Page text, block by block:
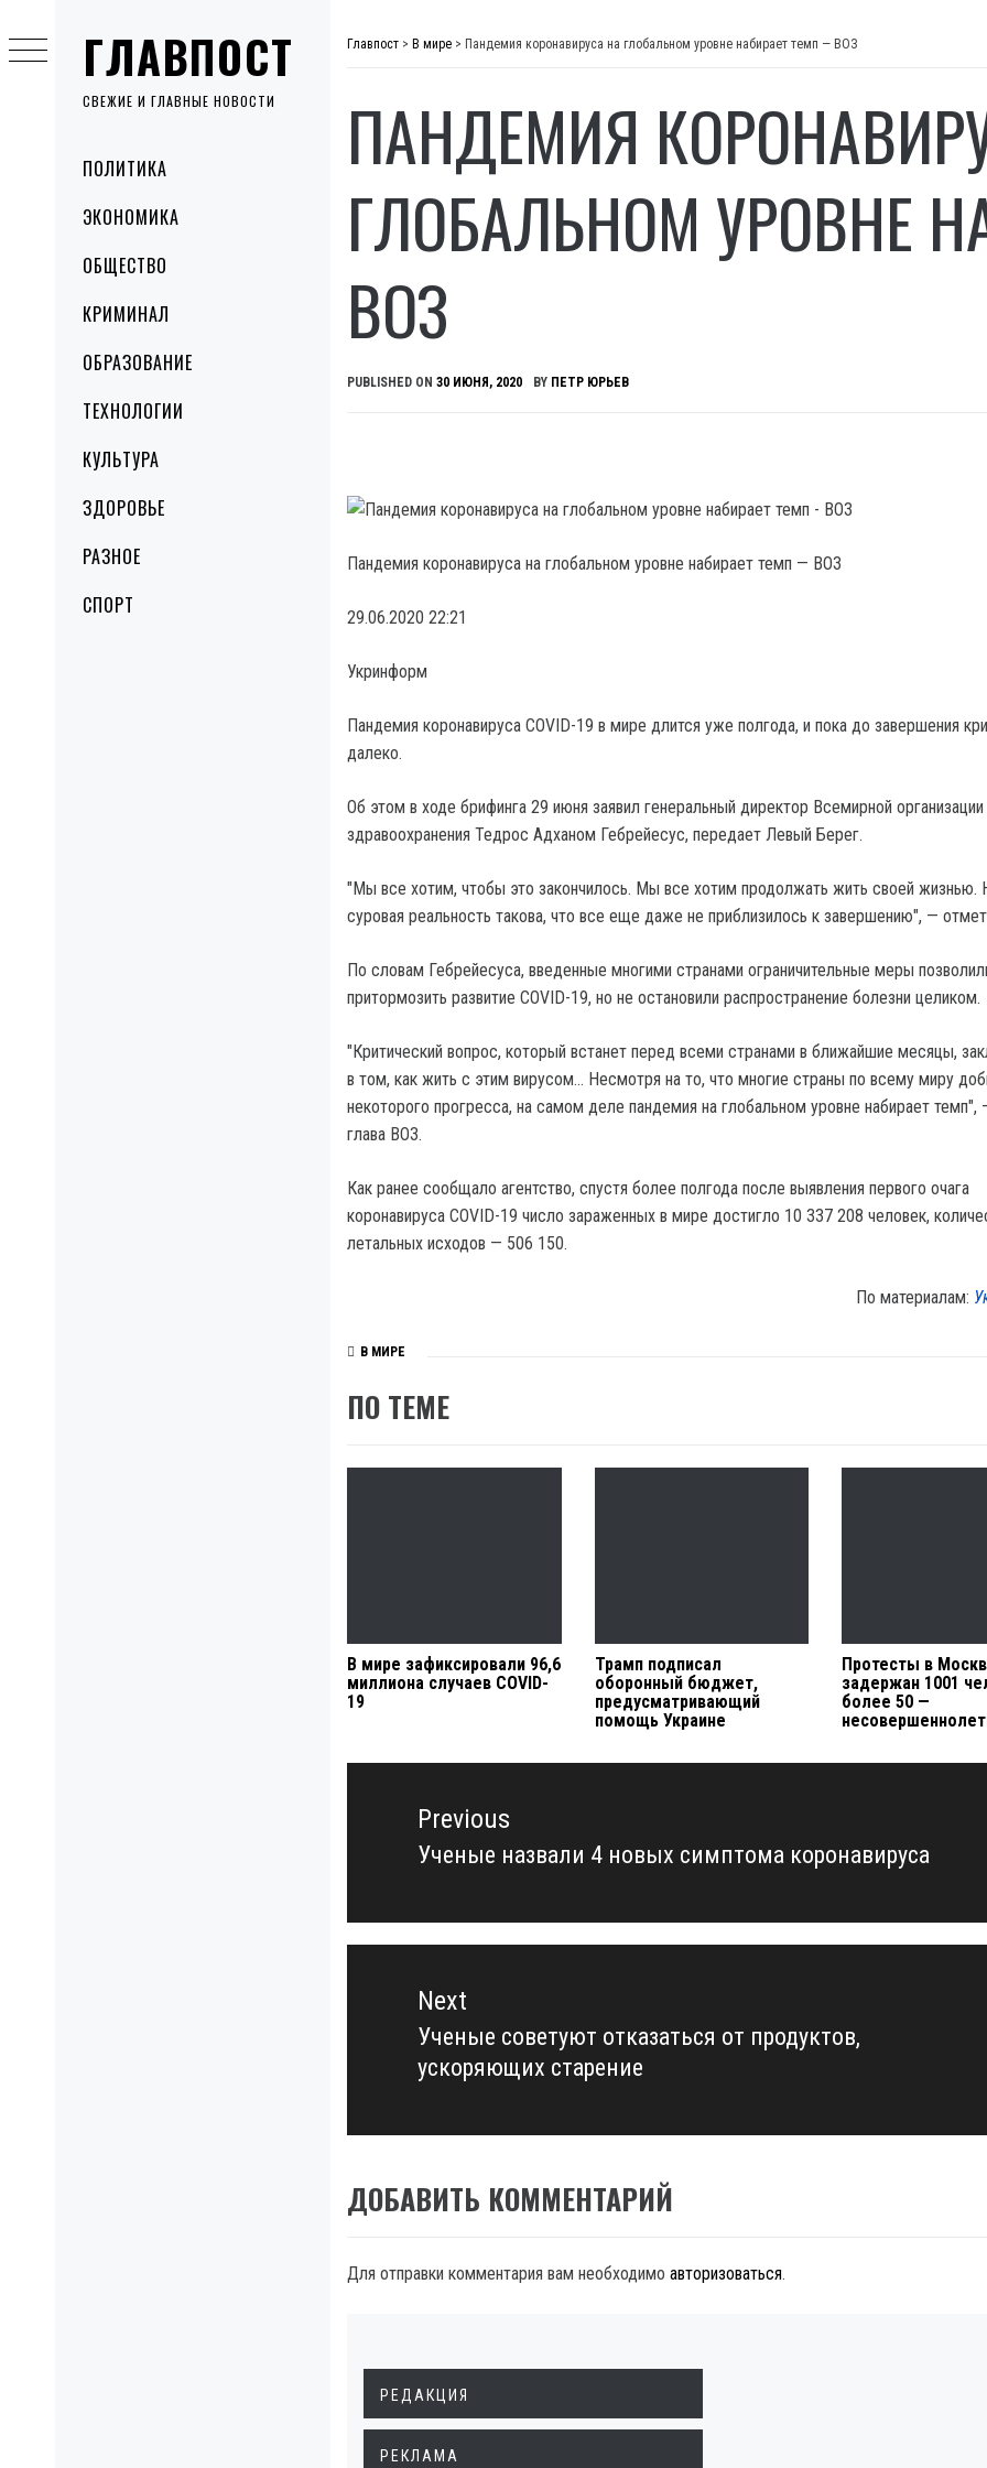
ГЛАВПОСТ
СВЕЖИЕ И ГЛАВНЫЕ НОВОСТИ
MenuПОЛИТИКА
ЭКОНОМИКА
ОБЩЕСТВО
КРИМИНАЛ
ОБРАЗОВАНИЕ
ТЕХНОЛОГИИ
КУЛЬТУРА
ЗДОРОВЬЕ
РАЗНОЕ
СПОРТ
to
content
Главпост > В мире > Пандемия коронавируса на глобальном уровне набирает темп — ВОЗ
ПАНДЕМИЯ
ГЛОБАЛЬНОМ УРОВНЕ
ВОЗ
PUBLISHED ON 30 ИЮНЯ, 2020 BY ПЕТР ЮРЬЕВ
Пандемия коронавируса на глобальном уровне набирает темп — ВОЗ
29.06.2020 22:21
Укринформ
Пандемия коронавируса COVID-19 в мире длится уже полгода, и пока до завершения
далеко.
Об этом в ходе брифинга 29 июня заявил генеральный директор Всемирной организации
здравоохранения Тедрос Адханом Гебрейесус, передает Левый Берег.
"Мы все хотим, чтобы это закончилось. Мы все хотим продолжать жить своей жизнью.
суровая реальность такова, что все еще даже не приблизилось к завершению", —
По словам Гебрейесуса, введенные многими странами ограничительные меры
притормозить развитие COVID-19, но не остановили распространение болезни целиком.
"Критический вопрос, который встанет перед всеми странами в ближайшие месяцы,
в том, как жить с этим вирусом… Несмотря на то, что многие страны по всему миру
некоторого прогресса, на самом деле пандемия на глобальном уровне набирает темп",
глава ВОЗ.
Как ранее сообщало агентство, спустя более полгода после выявления первого очага
коронавируса COVID-19 число зараженных в мире достигло 10 337 208 человек,
летальных исходов — 506 150.
По материалам:
В МИРЕ
ПО ТЕМЕ
В мире зафиксировали 96,6
миллиона случаев COVID-
19
Трамп подписал
оборонный бюджет,
предусматривающий
помощь Украине
Протесты в
задержан 1001
более 50 —
Навигация
записямPrevious
Previous
Ученые назвали 4 новых симптома коронавируса
Next
Next
post:
Ученые советуют отказаться от продуктов,
ускоряющих старение
ДОБАВИТЬ КОММЕНТАРИЙ
Для отправки комментария вам необходимо авторизоваться.
РЕДАКЦИЯ
РЕКЛАМА